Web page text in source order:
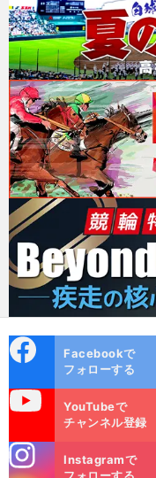
ok
Facebookで
フォローする
YouTubeで
チャンネル登録
m
Instagramで
フォローする